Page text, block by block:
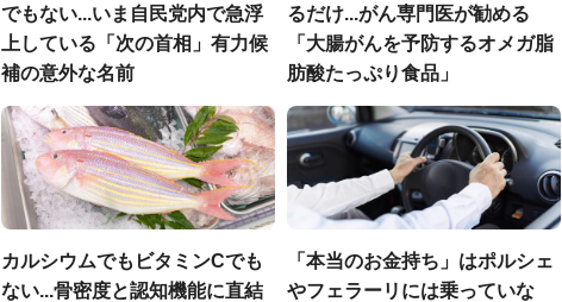
でもない...いま自民党内で急浮
上している「次の首相」有力候
補の意外な名前
るだけ...がん専門医が勧める
「大腸がんを予防するオメガ脂
肪酸たっぷり食品」
カルシウムでもビタミンCでも
ない...骨密度と認知機能に直結
「本当のお金持ち」はポルシェ
やフェラーリには乗っていな